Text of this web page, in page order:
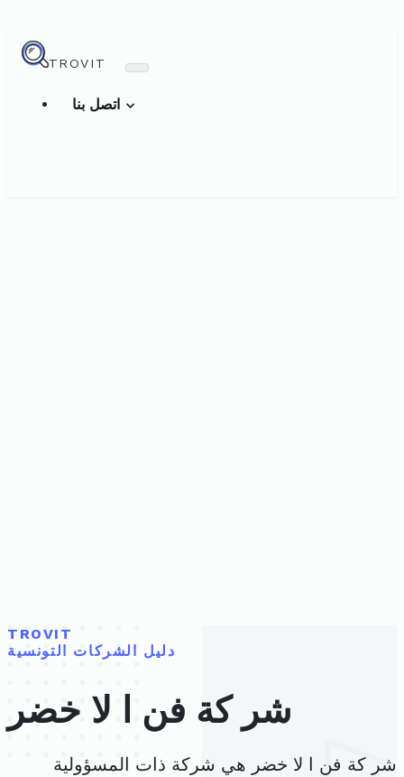
TROVIT
TROVIT
دليل الشركات التونسية
شر كة فن ا لا خضر
شر كة فن ا لا خضر هي شركة ذات المسؤولية